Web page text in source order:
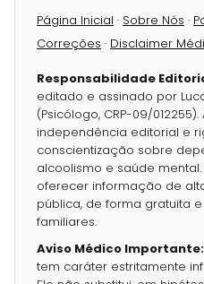
Página Inicial · Sobre Nós ·
Correções · Disclaimer
Responsabilidade
editado e assinado por
(Psicólogo, CRP-09/
independência editorial e
conscientização sobre
alcoolismo e saúde
oferecer informação de
pública, de forma gratuita
familiares.
Aviso Médico Importante:
tem caráter estritamente